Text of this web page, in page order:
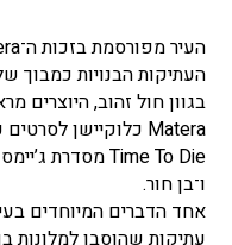
העתיקות הבנויות כמבוך
בגוון חול זהוב,
ו־בן חור.
אחד הדברים המיוחדים